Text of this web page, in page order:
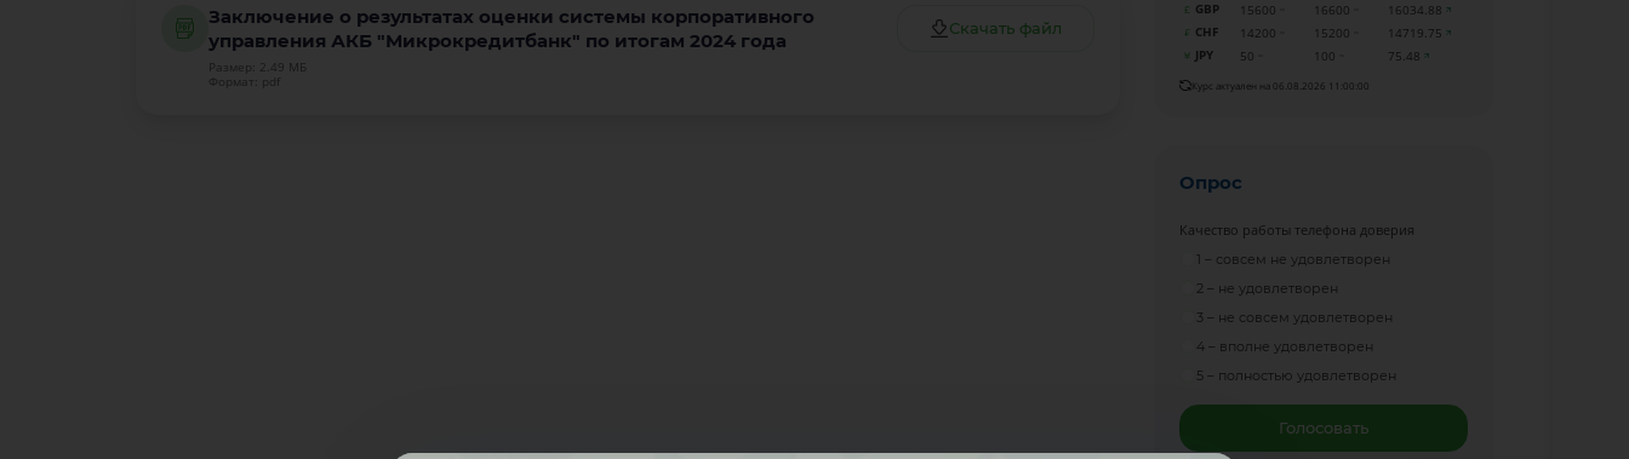
Заключение о результатах оценки системы корпоративного
управления АКБ "Микрокредитбанк" по итогам 2024 года
Размер: 2.49 МБ
Формат: pdf
Скачать файл
GBP
15600 16600
16034.88
CHF
14200 15200
14719.75
JPY
50 100 75.48
Курс актуален на 06.08.2026 11:00:00
Опрос
Качество работы телефона доверия
1 – совсем не удовлетворен
2 – не удовлетворен
3 – не совсем удовлетворен
4 – вполне удовлетворен
5 – полностью удовлетворен
Голосовать